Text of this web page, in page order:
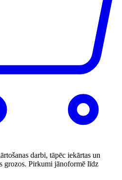
darbi, tāpēc iekārtas un
grozos. Pirkumi jānoformē līdz